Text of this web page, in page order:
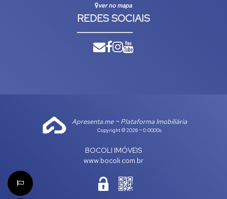
ver no mapa
REDES SOCIAIS
Apresenta.me ~ Plataforma Imobiliária
Copyright © 2026 ~ 0.0000s
BOCOLI IMÓVEIS
www.bocoli.com.br